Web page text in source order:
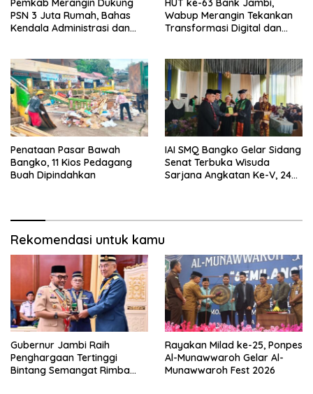
Pemkab Merangin Dukung
PSN 3 Juta Rumah, Bahas
Kendala Administrasi dan
HUT ke-63 Bank Jambi,
Wabup Merangin Tekankan
Transformasi Digital dan
Penataan Pasar Bawah
Bangko, 11 Kios Pedagang
Buah Dipindahkan
IAI SMQ Bangko Gelar Sidang
Senat Terbuka Wisuda
Sarjana Angkatan Ke-V, 243
Rekomendasi untuk kamu
Gubernur Jambi Raih
Penghargaan Tertinggi
Bintang Semangat Rimba
Rayakan Milad ke-25, Ponpes
Al-Munawwaroh Gelar Al-
Munawwaroh Fest 2026